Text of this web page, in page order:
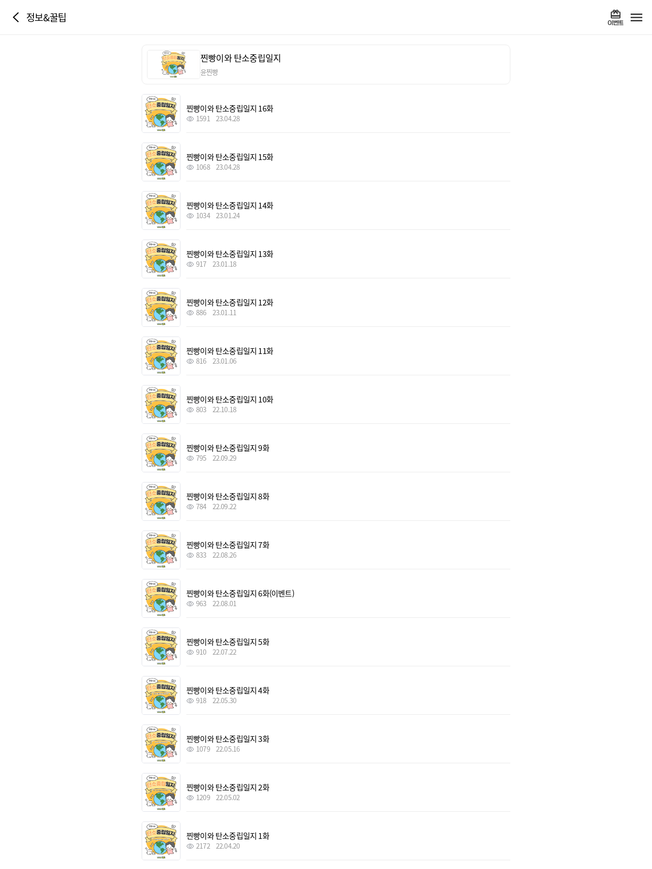
정보&꿀팁
찐빵이와 탄소중립일지
윤찐빵
찐빵이와 탄소중립일지 16화
1591 23.04.28
찐빵이와 탄소중립일지 15화
1068 23.04.28
찐빵이와 탄소중립일지 14화
1034 23.01.24
찐빵이와 탄소중립일지 13화
917 23.01.18
찐빵이와 탄소중립일지 12화
886 23.01.11
찐빵이와 탄소중립일지 11화
816 23.01.06
찐빵이와 탄소중립일지 10화
803 22.10.18
찐빵이와 탄소중립일지 9화
795 22.09.29
찐빵이와 탄소중립일지 8화
784 22.09.22
찐빵이와 탄소중립일지 7화
833 22.08.26
찐빵이와 탄소중립일지 6화(이벤트)
963 22.08.01
찐빵이와 탄소중립일지 5화
910 22.07.22
찐빵이와 탄소중립일지 4화
918 22.05.30
찐빵이와 탄소중립일지 3화
1079 22.05.16
찐빵이와 탄소중립일지 2화
1209 22.05.02
찐빵이와 탄소중립일지 1화
2172 22.04.20